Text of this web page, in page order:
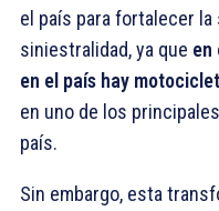
el país para fortalecer
siniestralidad, ya que en
en el país hay
en uno de los
país.
Sin embargo, esta